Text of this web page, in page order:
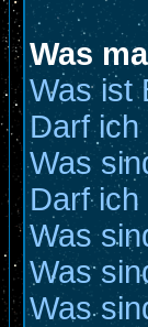
Was
Was ist
Darf
Was
Darf
Was
Was
Was